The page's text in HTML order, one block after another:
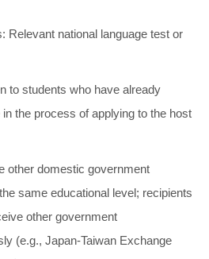
national language test or
students who have already
the process of applying to the host
domestic government
same educational level; recipients
other government
(e.g., Japan-Taiwan Exchange